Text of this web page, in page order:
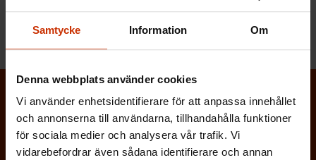
Samtycke Information Om
Denna webbplats använder cookies
Vi använder enhetsidentifierare för att anpassa innehållet
och annonserna till användarna, tillhandahålla funktioner
för sociala medier och analysera vår trafik. Vi
vidarebefordrar även sådana identifierare och annan
Prenumerera på Löntagarens nyhetsbrev
och håll koll på vad som händer i
arbetslivet